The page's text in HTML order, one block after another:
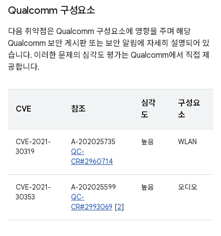
Qualcomm 구성요소
다음 취약점은 Qualcomm 구성요소에 영향을 주며 해당
Qualcomm 보안 게시판 또는 보안 알림에 자세히 설명되어 있
습니다. 이러한 문제의 심각도 평가는 Qualcomm에서 직접 제
공합니다.
CVE 참조
심각
도
구성요
소
CVE-2021-
30319
A-202025735
QC-
CR#2960714
높음 WLAN
CVE-2021-
30353
A-202025599
QC-
CR#2993069 [2]
높음 오디오